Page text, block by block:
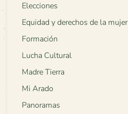
Elecciones
Equidad y derechos de la mujer
Formación
Lucha Cultural
Madre Tierra
Mi Arado
Panoramas